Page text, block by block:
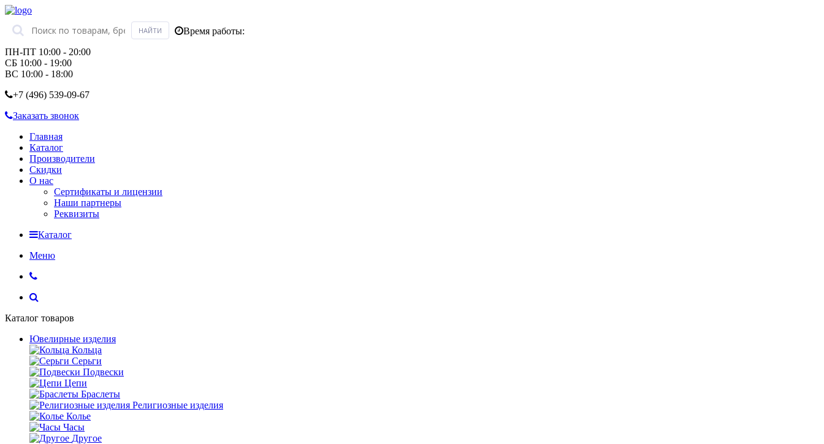
Время работы:
ПН-ПТ 10:00 - 20:00
СБ 10:00 - 19:00
ВС 10:00 - 18:00
+7 (496) 539-09-67
Заказать звонок
Главная
Каталог
Производители
Скидки
О нас
Сертификаты и лицензии
Наши партнеры
Реквизиты
Каталог
Меню
Каталог товаров
Ювелирные изделия
Кольца
Серьги
Подвески
Цепи
Браслеты
Религиозные изделия
Колье
Часы
Другое